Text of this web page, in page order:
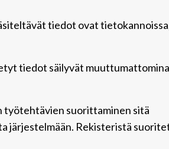
tiedot ovat
tiedot säilyvät
työtehtävien suorittaminen sitä
järjestelmään. Rekisteristä